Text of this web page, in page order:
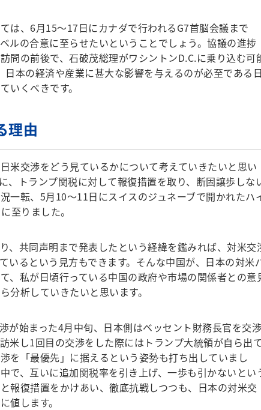
は、6月15～17日にカナダで行われるG7首脳会議まで
ルの合意に至らせたいということでしょう。協議の進捗
問の前後で、石破茂総理がワシントンD.C.に乗り込む可
本の経済や産業に甚大な影響を与えるのが必至である
いくべきです。
理由
米交渉をどう見ているかについて考えていきたいと思い
、トランプ関税に対して報復措置を取り、断固譲歩しな
一転、5月10～11日にスイスのジュネーブで開かれたハ
至りました。
、共同声明まで発表したという経緯を鑑みれば、対米交
いるという見方もできます。そんな中国が、日本の対米
、私が日頃行っている中国の政府や市場の関係者との意
分析していきたいと思います。
が始まった4月中旬、日本側はベッセント財務長官を交渉
米し1回目の交渉をした際にはトランプ大統領が自ら出
を「最優先」に据えるという姿勢も打ち出していまし
で、互いに追加関税率を引き上げ、一歩も引かないとい
報復措置をかけあい、徹底抗戦しつつも、日本の対米交
値します。